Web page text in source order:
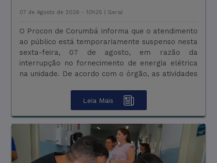
07 de Agosto de 2026 - 10h25 | Geral
O Procon de Corumbá informa que o atendimento
ao público está temporariamente suspenso nesta
sexta-feira, 07 de agosto, em razão da
interrupção no fornecimento de energia elétrica
na unidade. De acordo com o órgão, as atividades
Leia Mais
07 de Agosto de 2026 - 09h24 |Saúde
Prefeitura de Corumbá, por meio da Secretaria
Municipal de Saúde, realiza neste sábado, 08 de
agosto, mais uma ação itinerante de saúde na
comunidade de Porto Morrinho, no Baixo
Pantanal. Os atendimentos acontecerão das 09h
Leia Mais